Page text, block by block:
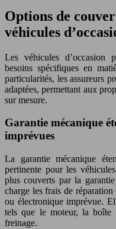
Options de
véhicules
Les véhicules d’occasion
besoins spécifiques en
particularités, les assureurs
adaptées, permettant aux
sur mesure.
Garantie mécanique
imprévues
La garantie mécanique
pertinente pour les
plus couverts par la
charge les frais de
ou électronique imprévue.
tels que le moteur, la boîte
freinage.